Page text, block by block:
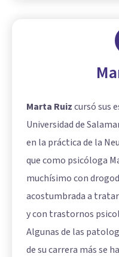
Marta Ruizcursó sus
Universidad de
en la práctica de la
que como psicóloga
muchísimo con
acostumbrada a
y con trastornos
Algunas de las
de su carrera más se